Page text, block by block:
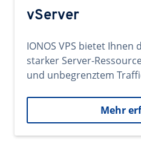
vServer
IONOS VPS bietet Ihnen
starker Server-
und unbegrenztem
Mehr